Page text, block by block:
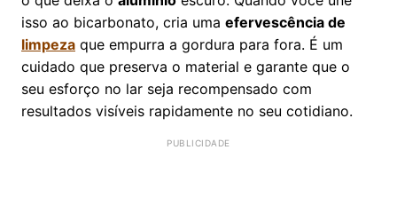
isso ao bicarbonato, cria uma efervescência de
limpeza que empurra a gordura para fora. É um
cuidado que preserva o material e garante que o
seu esforço no lar seja recompensado com
resultados visíveis rapidamente no seu cotidiano.